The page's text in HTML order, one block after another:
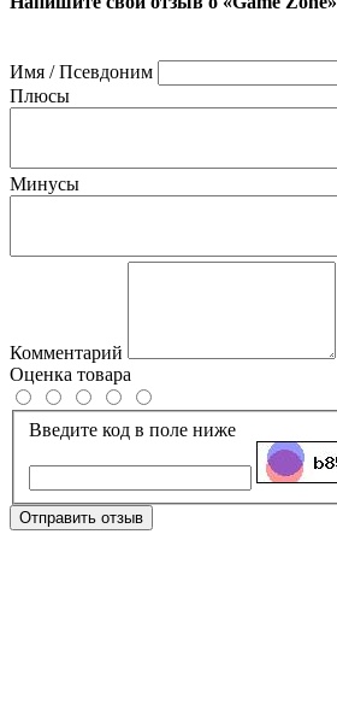
Имя / Псевдоним
Плюсы
Минусы
Комментарий
Оценка товара
Введите код в поле ниже
Отправить отзыв